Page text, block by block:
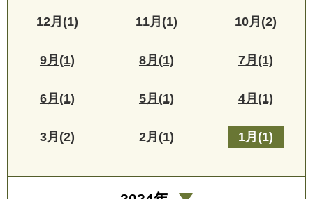
12月(1) 11月(1) 10月(2)
9月(1) 8月(1) 7月(1)
6月(1) 5月(1) 4月(1)
3月(2) 2月(1) 1月(1)